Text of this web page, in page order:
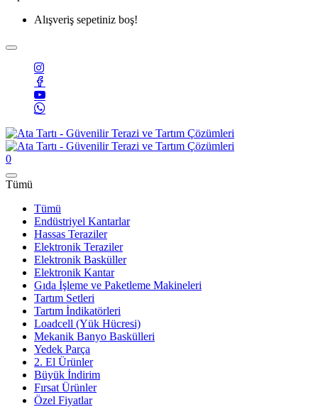
Alışveriş sepetiniz boş!
0
Tümü
Tümü
Endüstriyel Kantarlar
Hassas Teraziler
Elektronik Teraziler
Elektronik Basküller
Elektronik Kantar
Gıda İşleme ve Paketleme Makineleri
Tartım Setleri
Tartım İndikatörleri
Loadcell (Yük Hücresi)
Mekanik Banyo Baskülleri
Yedek Parça
2. El Ürünler
Büyük İndirim
Fırsat Ürünler
Özel Fiyatlar